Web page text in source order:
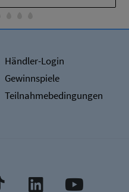
Händler-Login
Gewinnspiele
Teilnahmebedingungen